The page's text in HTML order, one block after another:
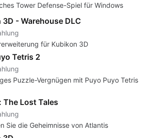
Tower Defense-Spiel für Windows
3D - Warehouse DLC
für Kubikon 3D
Tetris 2
Puzzle-Vergnügen mit Puyo Puyo Tetris
The Lost Tales
Sie die Geheimnisse von Atlantis